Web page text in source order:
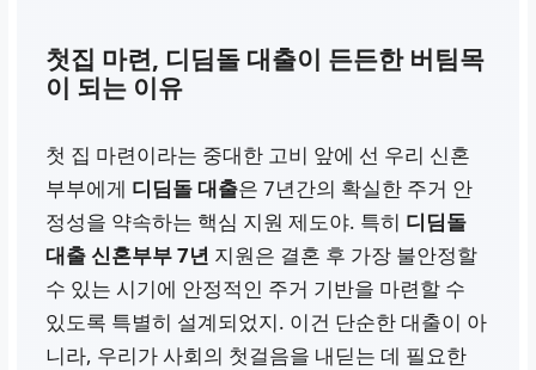
첫집 마련, 디딤돌 대출이 든든한 버팀목
이 되는 이유
첫 집 마련이라는 중대한 고비 앞에 선 우리 신혼
부부에게 디딤돌 대출은 7년간의 확실한 주거 안
정성을 약속하는 핵심 지원 제도야. 특히 디딤돌
대출 신혼부부 7년 지원은 결혼 후 가장 불안정할
수 있는 시기에 안정적인 주거 기반을 마련할 수
있도록 특별히 설계되었지. 이건 단순한 대출이 아
니라, 우리가 사회의 첫걸음을 내딛는 데 필요한